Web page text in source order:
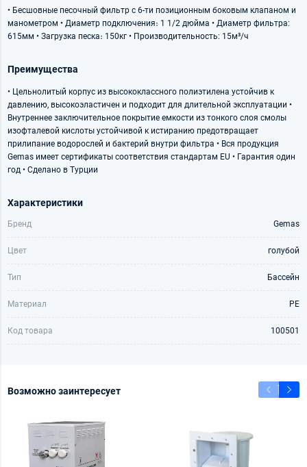
• Бесшовные песочный фильтр с 6-ти позиционным боковым клапаном и
манометром • Диаметр подключения։ 1 1/2 дюйма • Диаметр фильтра:
615мм • Загрузка песка։ 150кг • Производительность: 15м³/ч
Преимущества
• Цельнолитый корпус из высококлассного полиэтилена устойчив к
давлению, высокоэластичен и подходит для длительной эксплуатации •
Внутреннее заключительное покрытие емкости из тонкого слоя смолы
изофталевой кислоты устойчивой к истиранию предотвращает
прилипание водорослей и бактерий внутри фильтра • Вся продукция
Gemas имеет сертификаты соответствия стандартам EU • Гарантия один
год • Сделано в Турции
Характеристики
Бренд Gemas
Цвет голубой
Тип Бассейн
Материал PE
Код товара 100501
Возможно заинтересует